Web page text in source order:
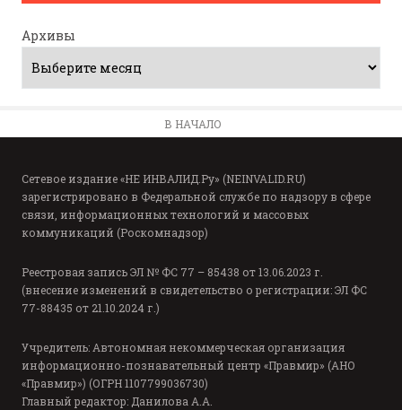
Архивы
В НАЧАЛО
Сетевое издание «НЕ ИНВАЛИД.Ру» (NEINVALID.RU)
зарегистрировано в Федеральной службе по надзору в сфере
связи, информационных технологий и массовых
коммуникаций (Роскомнадзор)
Реестровая запись ЭЛ № ФС 77 – 85438 от 13.06.2023 г.
(внесение изменений в свидетельство о регистрации: ЭЛ ФС
77-88435 от 21.10.2024 г.)
Учредитель: Автономная некоммерческая организация
информационно-познавательный центр «Правмир» (АНО
«Правмир») (ОГРН 1107799036730)
Главный редактор: Данилова А.А.